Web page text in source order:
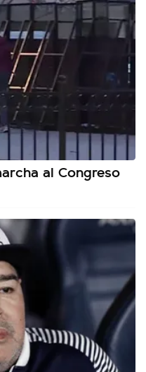
al Congreso